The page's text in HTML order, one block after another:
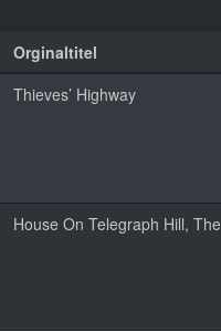
Orginaltitel
Thieves’ Highway
House On Telegraph Hill, The